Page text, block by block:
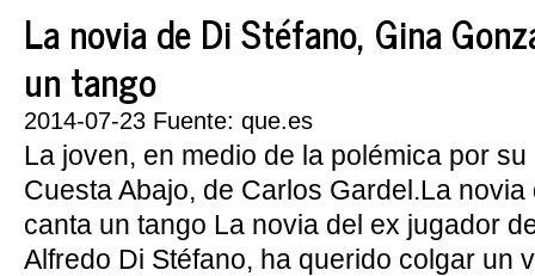
La novia de Di Stéfano, Gina
un tango
2014-07-23 Fuente: que.es
La joven, en medio de la polémica por
Cuesta Abajo, de Carlos Gardel.La novia
canta un tango La novia del ex jugador
Alfredo Di Stéfano, ha querido colgar un